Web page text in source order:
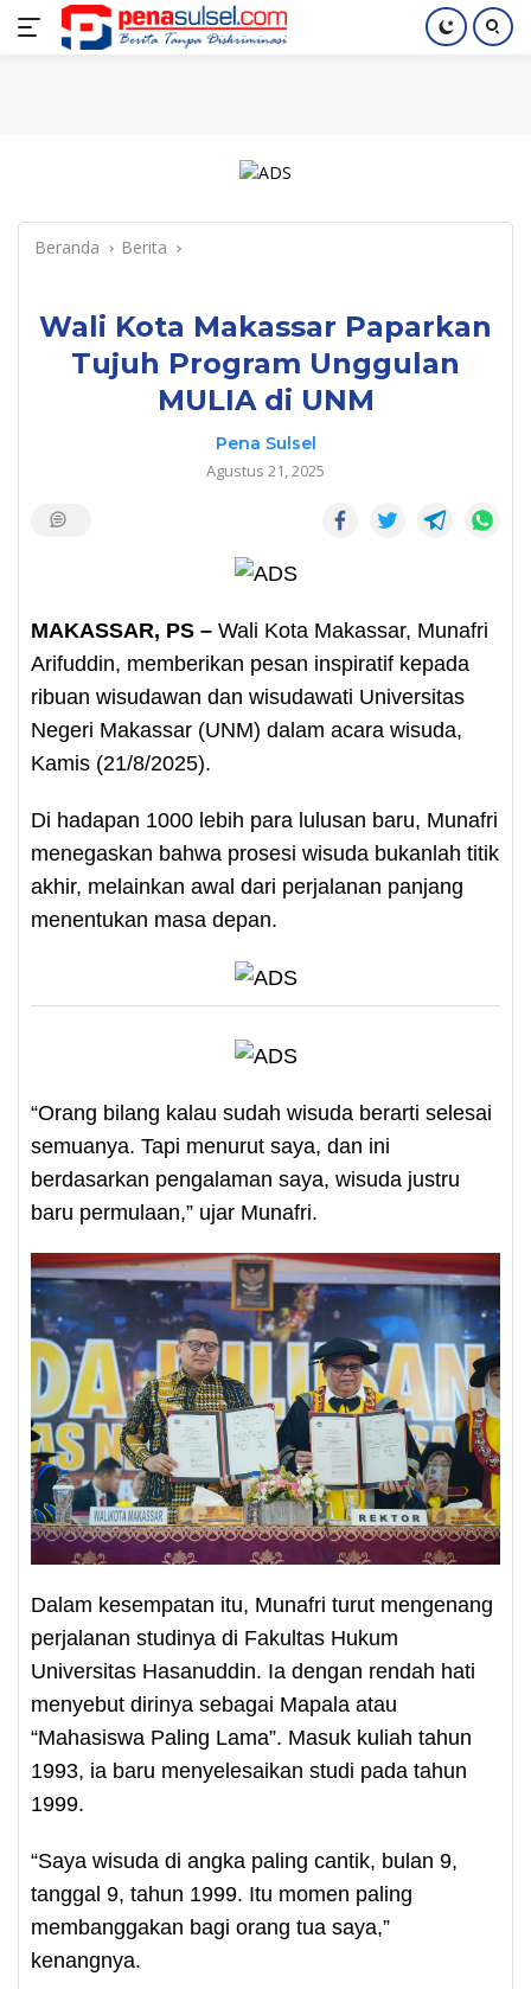
Langsung
Home Nasional Pendidikan Index
Beranda Berita
Wali Kota Makassar Paparkan
Tujuh Program Unggulan
MULIA di UNM
Pena Sulsel
Agustus 21, 2025
MAKASSAR, PS – Wali Kota Makassar, Munafri
Arifuddin, memberikan pesan inspiratif kepada
ribuan wisudawan dan wisudawati Universitas
Negeri Makassar (UNM) dalam acara wisuda,
Kamis (21/8/2025).
Di hadapan 1000 lebih para lulusan baru, Munafri
menegaskan bahwa prosesi wisuda bukanlah titik
akhir, melainkan awal dari perjalanan panjang
menentukan masa depan.
“Orang bilang kalau sudah wisuda berarti selesai
semuanya. Tapi menurut saya, dan ini
berdasarkan pengalaman saya, wisuda justru
baru permulaan,” ujar Munafri.
Dalam kesempatan itu, Munafri turut mengenang
perjalanan studinya di Fakultas Hukum
Universitas Hasanuddin. Ia dengan rendah hati
menyebut dirinya sebagai Mapala atau
“Mahasiswa Paling Lama”. Masuk kuliah tahun
1993, ia baru menyelesaikan studi pada tahun
1999.
“Saya wisuda di angka paling cantik, bulan 9,
tanggal 9, tahun 1999. Itu momen paling
membanggakan bagi orang tua saya,”
kenangnya.